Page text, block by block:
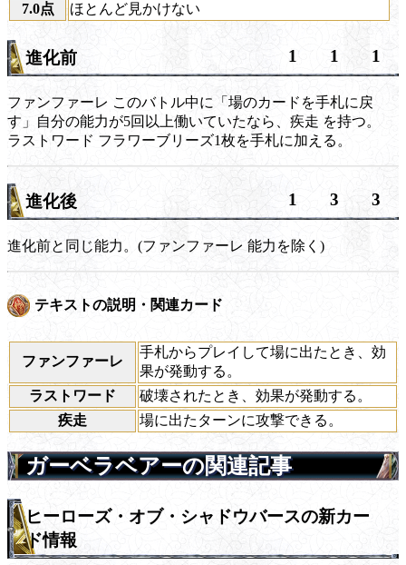
7.0点
ほとんど見かけない
進化前 1 1 1
ファンファーレ このバトル中に「場のカードを手札に戻
す」自分の能力が5回以上働いていたなら、 疾走 を持つ。
ラストワード フラワーブリーズ1枚を手札に加える。
進化後 1 3 3
進化前と同じ能力。(ファンファーレ 能力を除く)
テキストの説明・関連カード
ファンファーレ
手札からプレイして場に出たとき、効
果が発動する。
ラストワード
破壊されたとき、効果が発動する。
疾走
場に出たターンに攻撃できる。
ガーベラベアーの関連記事
ヒーローズ・オブ・シャドウバースの新カー
ド情報